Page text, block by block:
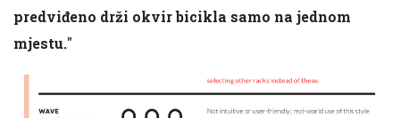
predviđeno drži okvir bicikla samo na jednom
mjestu."